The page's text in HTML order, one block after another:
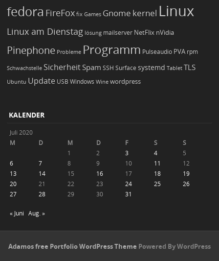
fedora FireFox fix Games Gnome kernel Linux
Linux am Dienstag lösung mailserver NetFlix nVidia
Pinephone Probleme Programm Pulseaudio PVA rpm
Schwachstelle Sicherheit Spam SSH Surface systemd Tablet TLS
Ubuntu Update USB Windows Wine wordpress
KALENDER
Juli 2020
M
D M D F S
S
1
2 3 4
5
6
7 8 9 10 11
12
13
14 15 16 17 18
19
20
21 22 23 24 25
26
27
28 29 30 31
« Juni Aug. »
Adamos free Portfolio WordPress Theme Powered By WordPress